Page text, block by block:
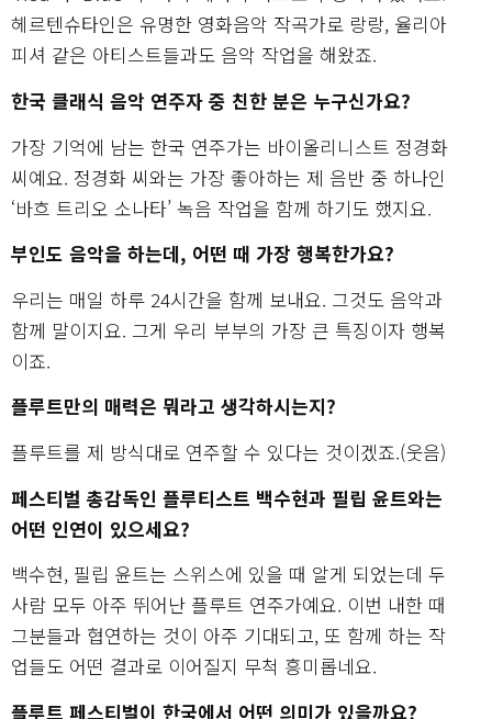
헤르텐슈타인은 유명한 영화음악 작곡가로 랑랑, 율리아
피셔 같은 아티스트들과도 음악 작업을 해왔죠.
한국 클래식 음악 연주자 중 친한 분은 누구신가요?
가장 기억에 남는 한국 연주가는 바이올리니스트 정경화
씨예요. 정경화 씨와는 가장 좋아하는 제 음반 중 하나인
‘바흐 트리오 소나타’ 녹음 작업을 함께 하기도 했지요.
부인도 음악을 하는데, 어떤 때 가장 행복한가요?
우리는 매일 하루 24시간을 함께 보내요. 그것도 음악과
함께 말이지요. 그게 우리 부부의 가장 큰 특징이자 행복
이죠.
플루트만의 매력은 뭐라고 생각하시는지?
플루트를 제 방식대로 연주할 수 있다는 것이겠죠.(웃음)
페스티벌 총감독인 플루티스트 백수현과 필립 윤트와는
어떤 인연이 있으세요?
백수현, 필립 윤트는 스위스에 있을 때 알게 되었는데 두
사람 모두 아주 뛰어난 플루트 연주가예요. 이번 내한 때
그분들과 협연하는 것이 아주 기대되고, 또 함께 하는 작
업들도 어떤 결과로 이어질지 무척 흥미롭네요.
플루트 페스티벌이 한국에서 어떤 의미가 있을까요?